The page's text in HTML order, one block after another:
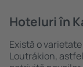
Hoteluri în
Există o
Loutrákion,